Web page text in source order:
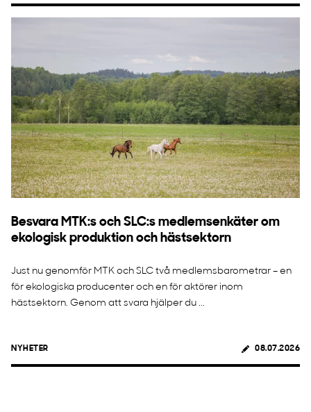
Besvara MTK:s och SLC:s medlemsenkäter om
ekologisk produktion och hästsektorn
Just nu genomför MTK och SLC två medlemsbarometrar – en
för ekologiska producenter och en för aktörer inom
hästsektorn. Genom att svara hjälper du ...
NYHETER 08.07.2026